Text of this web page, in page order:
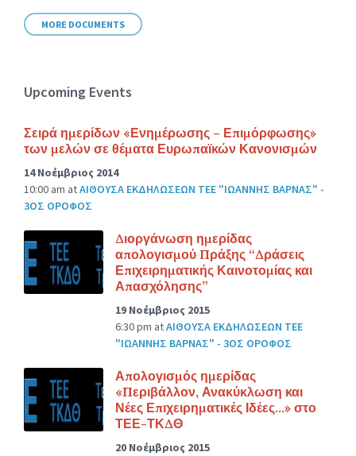
MORE DOCUMENTS
Upcoming Events
Σειρά ημερίδων «Ενημέρωσης – Επιμόρφωσης»
των μελών σε θέματα Ευρωπαϊκών Κανονισμών
14 Νοέμβριος 2014
10:00 am atΑΙΘΟΥΣΑ ΕΚΔΗΛΩΣΕΩΝ ΤΕΕ "ΙΩΑΝΝΗΣ ΒΑΡΝΑΣ" -
3ΟΣ ΟΡΟΦΟΣ
Διοργάνωση ημερίδας
απολογισμού Πράξης “Δράσεις
Επιχειρηματικής Καινοτομίας και
Απασχόλησης”
19 Νοέμβριος 2015
6:30 pm atΑΙΘΟΥΣΑ ΕΚΔΗΛΩΣΕΩΝ ΤΕΕ
"ΙΩΑΝΝΗΣ ΒΑΡΝΑΣ" - 3ΟΣ ΟΡΟΦΟΣ
Απολογισμός ημερίδας
«Περιβάλλον, Ανακύκλωση και
Νέες Επιχειρηματικές Ιδέες…» στο
ΤΕΕ-ΤΚΔΘ
20 Νοέμβριος 2015